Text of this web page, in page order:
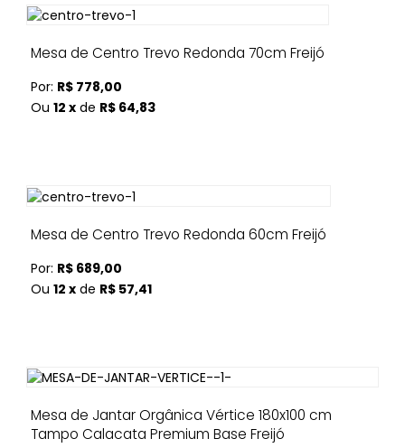
Mesa de Centro Trevo Redonda 70cm Freijó
Por: R$ 778,00
Ou 12 x de R$ 64,83
Mesa de Centro Trevo Redonda 60cm Freijó
Por: R$ 689,00
Ou 12 x de R$ 57,41
Mesa de Jantar Orgânica Vértice 180x100 cm
Tampo Calacata Premium Base Freijó